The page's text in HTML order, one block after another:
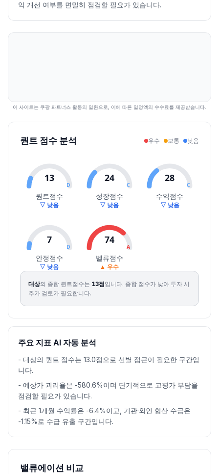
2026.07.28
17880179701731017520-2.23 53544
2026.07.29
177101860017450178802.05 152273
2026.07.30
180101852017860182201.90 140041
2026.08.07
180801864018070185501.59 105049
익 개선 여부를 면밀히 점검할 필요가 있습니다.
이 사이트는 쿠팡 파트너스 활동의 일환으로, 이에 따른 일정액의 수수료를 제공받습니다.
퀀트 점수 분석 우수 보통 낮음
13
D
퀀트점수
▽ 낮음
24
C
성장점수
▽ 낮음
28
C
수익점수
▽ 낮음
7
D
안정점수
▽ 낮음
74
A
벨류점수
▲ 우수
대상의 종합 퀀트점수는 13점입니다. 종합 점수가 낮아 투자 시
추가 검토가 필요합니다.
주요 지표 AI 자동 분석
- 대상의 퀀트 점수는 13.0점으로 선별 접근이 필요한 구간입
니다.
- 예상가 괴리율은 -580.6%이며 단기적으로 고평가 부담을
점검할 필요가 있습니다.
- 최근 1개월 수익률은 -6.4%이고, 기관·외인 합산 수급은
-1.15%로 수급 유출 구간입니다.
밸류에이션 비교